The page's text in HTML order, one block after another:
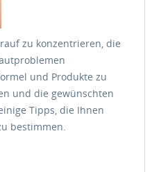
zu konzentrieren, die
und Produkte zu
und die gewünschten
Tipps, die Ihnen
bestimmen.